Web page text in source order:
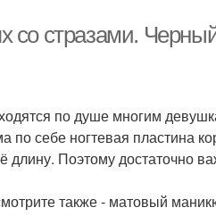
со стразами.
по душе многим
по себе ногтевая пластина
длину. Поэтому достаточно
также - матовый